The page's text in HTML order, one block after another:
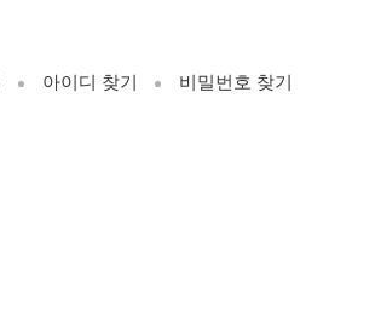
아이디 찾기 비밀번호 찾기